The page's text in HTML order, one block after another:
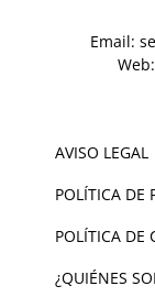
Email:
Web:
AVISO LEGAL
POLÍTICA DE
POLÍTICA DE
¿QUIÉNES